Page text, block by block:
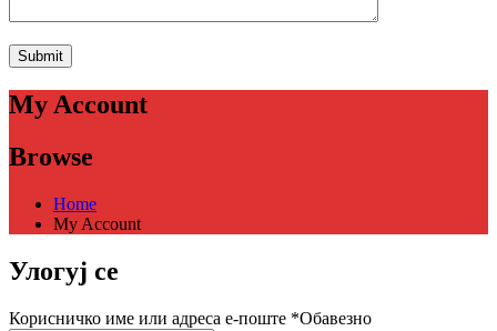
My Account
Browse
Home
My Account
Улогуј се
Корисничко име или адреса е-поште *Обавезно